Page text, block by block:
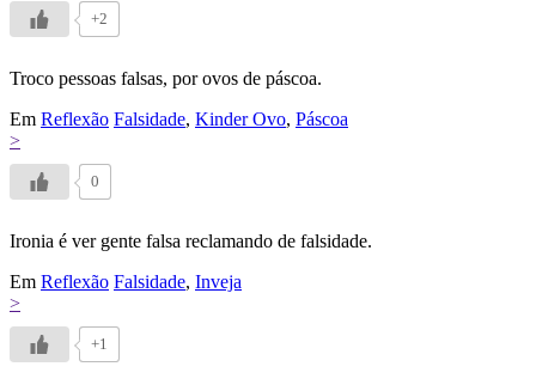
+2
Troco pessoas falsas, por ovos de páscoa.
Em Reflexão Falsidade, Kinder Ovo, Páscoa
>
0
Ironia é ver gente falsa reclamando de falsidade.
Em Reflexão Falsidade, Inveja
>
+1